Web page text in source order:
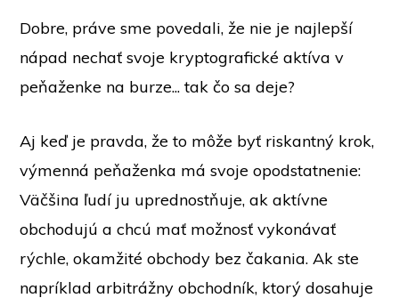
Dobre, práve sme povedali, že nie je najlepší
nápad nechať svoje kryptografické aktíva v
peňaženke na burze... tak čo sa deje?
Aj keď je pravda, že to môže byť riskantný krok,
výmenná peňaženka má svoje opodstatnenie:
Väčšina ľudí ju uprednostňuje, ak aktívne
obchodujú a chcú mať možnosť vykonávať
rýchle, okamžité obchody bez čakania. Ak ste
napríklad arbitrážny obchodník, ktorý dosahuje